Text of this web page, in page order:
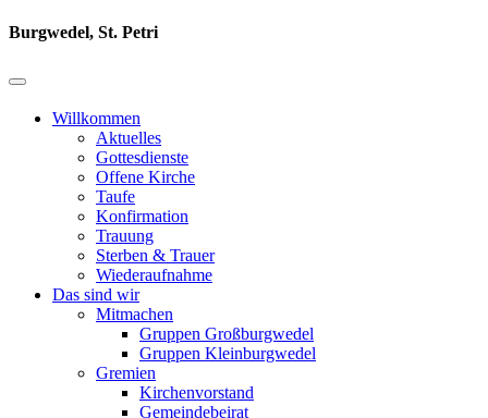
Burgwedel, St. Petri
Willkommen
Aktuelles
Gottesdienste
Offene Kirche
Taufe
Konfirmation
Trauung
Sterben & Trauer
Wiederaufnahme
Das sind wir
Mitmachen
Gruppen Großburgwedel
Gruppen Kleinburgwedel
Gremien
Kirchenvorstand
Gemeindebeirat